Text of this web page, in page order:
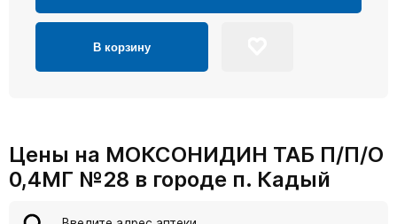
В корзину
Цены на МОКСОНИДИН ТАБ П/П/О
0,4МГ №28 в городе п. Кадый